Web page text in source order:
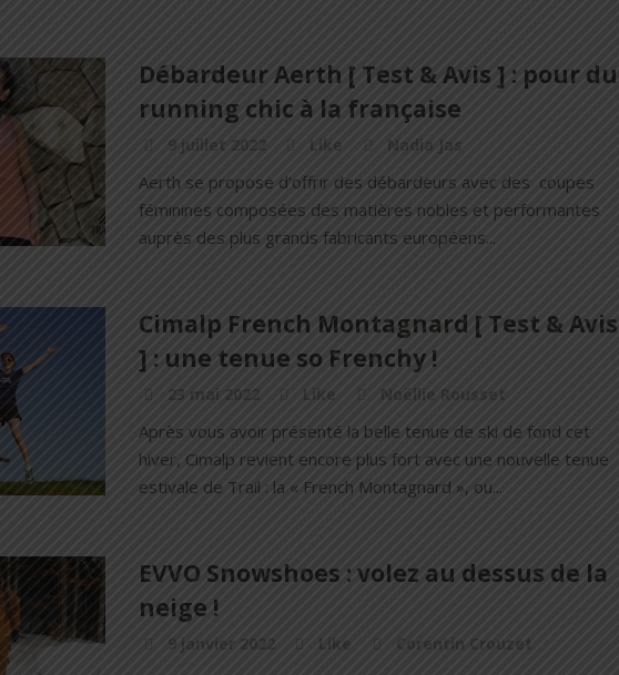
Débardeur Aerth [ Test & Avis ] : pour du
running chic à la française
9 juillet 2022 Like Nadia Jas
Aerth se propose d’offrir des débardeurs avec des coupes
féminines composées des matières nobles et performantes
auprès des plus grands fabricants européens...
Cimalp French Montagnard [ Test & Avis
] : une tenue so Frenchy !
23 mai 2022 Like Noëllie Rousset
Après vous avoir présenté la belle tenue de ski de fond cet
hiver, Cimalp revient encore plus fort avec une nouvelle tenue
estivale de Trail : la « French Montagnard », ou...
EVVO Snowshoes : volez au dessus de la
neige !
9 janvier 2022 Like Corentin Crouzet